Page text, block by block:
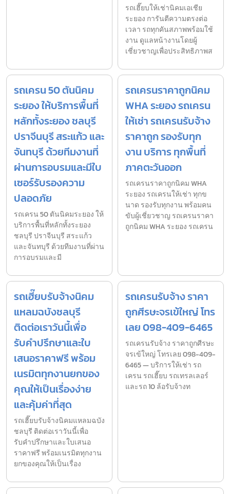
รถเฮี๊ยบให้เช่านิคมเอเชีย
ระยอง การันตีความตรงต่อ
เวลา รถทุกคันสภาพพร้อมใช้
งาน ดูแลหน้างานโดยผู้
เชี่ยวชาญเพื่อประสิทธิภาพส
รถเครน 50 ตันนิคม
ระยอง ให้บริการพื้นที่
หลักทั้งระยอง ชลบุรี
ปราจีนบุรี สระแก้ว และ
จันทบุรี ด้วยทีมงานที่
ผ่านการอบรมและมีใบ
เซอร์รับรองความ
ปลอดภัย
รถเครน 50 ตันนิคมระยอง ให้
บริการพื้นที่หลักทั้งระยอง
ชลบุรี ปราจีนบุรี สระแก้ว
และจันทบุรี ด้วยทีมงานที่ผ่าน
การอบรมและมี
รถเครนราคาถูกนิคม
WHA ระยอง รถเครน
ให้เช่า รถเครนรับจ้าง
ราคาถูก รองรับทุก
งาน บริการ ทุกพื้นที่
ภาคตะวันออก
รถเครนราคาถูกนิคม WHA
ระยอง รถเครนให้เช่า ทุกข
นาด รองรับทุกงาน พร้อมคน
ขับผู้เชี่ยวชาญ รถเครนราคา
ถูกนิคม WHA ระยอง รถเครน
รถเฮี๊ยบรับจ้างนิคม
แหลมฉบังชลบุรี
ติดต่อเราวันนี้เพื่อ
รับคำปรึกษาและใบ
เสนอราคาฟรี พร้อม
เนรมิตทุกงานยกของ
คุณให้เป็นเรื่องง่าย
และคุ้มค่าที่สุด
รถเฮี๊ยบรับจ้างนิคมแหลมฉบัง
ชลบุรี ติดต่อเราวันนี้เพื่อ
รับคำปรึกษาและใบเสนอ
ราคาฟรี พร้อมเนรมิตทุกงาน
ยกของคุณให้เป็นเรื่อง
รถเครนรับจ้าง ราคา
ถูกศีรษะจรเข้ใหญ่ โทร
เลย 098-409-6465
รถเครนรับจ้าง ราคาถูกศีรษะ
จรเข้ใหญ่ โทรเลย 098-409-
6465 — บริการให้เช่า รถ
เครน รถเฮี๊ยบ รถเทรลเลอร์
และรถ 10 ล้อรับจ้างท